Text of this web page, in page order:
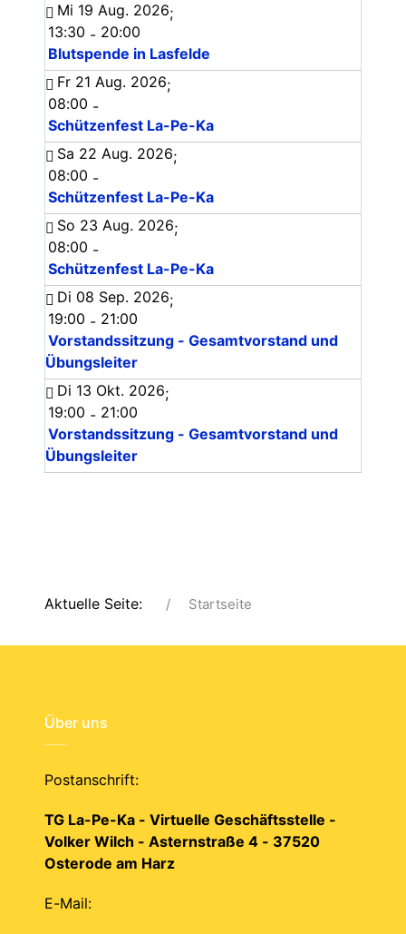
Mi 19 Aug. 2026;
13:30 - 20:00
Blutspende in Lasfelde
Fr 21 Aug. 2026;
08:00 -
Schützenfest La-Pe-Ka
Sa 22 Aug. 2026;
08:00 -
Schützenfest La-Pe-Ka
So 23 Aug. 2026;
08:00 -
Schützenfest La-Pe-Ka
Di 08 Sep. 2026;
19:00 - 21:00
Vorstandssitzung - Gesamtvorstand und
Übungsleiter
Di 13 Okt. 2026;
19:00 - 21:00
Vorstandssitzung - Gesamtvorstand und
Übungsleiter
Aktuelle Seite: Startseite
Über uns
Postanschrift:
TG La-Pe-Ka - Virtuelle Geschäftsstelle -
Volker Wilch - Asternstraße 4 - 37520
Osterode am Harz
E-Mail: